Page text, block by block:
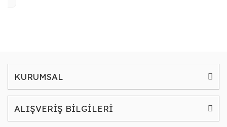
KURUMSAL
ALIŞVERİŞ BİLGİLERİ